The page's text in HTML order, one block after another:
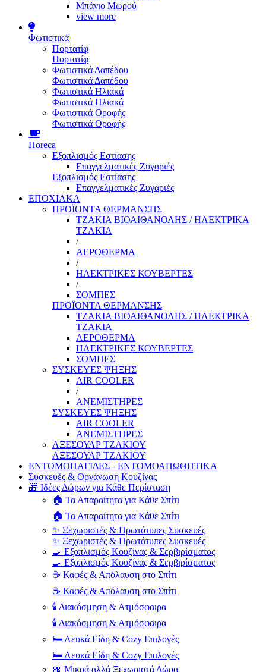
Μπάνιο Μωρού
view more
Φωτιστικά
Πορτατίφ
Πορτατίφ
Φωτιστικά Δαπέδου
Φωτιστικά Δαπέδου
Φωτιστικά Ηλιακά
Φωτιστικά Ηλιακά
Φωτιστικά Οροφής
Φωτιστικά Οροφής
Horeca
Εξοπλισμός Εστίασης
Επαγγελματικές Ζυγαριές
Εξοπλισμός Εστίασης
Επαγγελματικές Ζυγαριές
ΕΠΟΧΙΑΚΑ
ΠΡΟΪΟΝΤΑ ΘΕΡΜΑΝΣΗΣ
ΤΖΑΚΙΑ ΒΙΟΑΙΘΑΝΟΛΗΣ / ΗΛΕΚΤΡΙΚΑ
ΤΖΑΚΙΑ
/
ΑΕΡΟΘΕΡΜΑ
/
ΗΛΕΚΤΡΙΚΕΣ ΚΟΥΒΕΡΤΕΣ
/
ΣΟΜΠΕΣ
ΠΡΟΪΟΝΤΑ ΘΕΡΜΑΝΣΗΣ
ΤΖΑΚΙΑ ΒΙΟΑΙΘΑΝΟΛΗΣ / ΗΛΕΚΤΡΙΚΑ
ΤΖΑΚΙΑ
ΑΕΡΟΘΕΡΜΑ
ΗΛΕΚΤΡΙΚΕΣ ΚΟΥΒΕΡΤΕΣ
ΣΟΜΠΕΣ
ΣΥΣΚΕΥΕΣ ΨΗΞΗΣ
AIR COOLER
/
ΑΝΕΜΙΣΤΗΡΕΣ
ΣΥΣΚΕΥΕΣ ΨΗΞΗΣ
AIR COOLER
ΑΝΕΜΙΣΤΗΡΕΣ
ΑΞΕΣΟΥΑΡ ΤΖΑΚΙΟΥ
ΑΞΕΣΟΥΑΡ ΤΖΑΚΙΟΥ
ΕΝΤΟΜΟΠΑΓΙΔΕΣ - ΕΝΤΟΜΟΑΠΩΘΗΤΙΚΑ
Συσκευές & Οργάνωση Κουζίνας
🎁 Ιδέες Δώρων για Κάθε Περίσταση
🏠 Τα Απαραίτητα για Κάθε Σπίτι
🏠 Τα Απαραίτητα για Κάθε Σπίτι
✨ Ξεχωριστές & Πρωτότυπες Συσκευές
✨ Ξεχωριστές & Πρωτότυπες Συσκευές
🍳 Εξοπλισμός Κουζίνας & Σερβιρίσματος
🍳 Εξοπλισμός Κουζίνας & Σερβιρίσματος
☕ Καφές & Απόλαυση στο Σπίτι
☕ Καφές & Απόλαυση στο Σπίτι
🕯️ Διακόσμηση & Ατμόσφαιρα
🕯️ Διακόσμηση & Ατμόσφαιρα
🛏️ Λευκά Είδη & Cozy Επιλογές
🛏️ Λευκά Είδη & Cozy Επιλογές
🎀 Μικρά αλλά Ξεχωριστά Δώρα